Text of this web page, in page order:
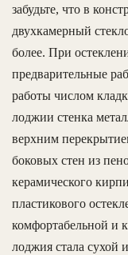
забудьте, что в
двухкамерный
более. При
предварительные
работы числом
лоджии стенка
верхним
боковых стен из
керамического
пластикового
комфортабельной и
лоджия стала сухой